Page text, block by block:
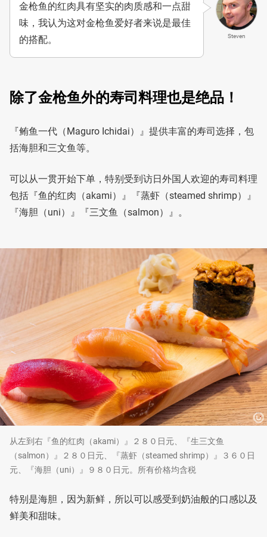
Steven
金枪鱼的红肉具有坚实的肉质感和一点甜
味，我认为这对金枪鱼爱好者来说是最佳
的搭配。
除了金枪鱼外的寿司料理也是绝品！
『鲔鱼一代（Maguro Ichidai）』提供丰富的寿司选择，包
括海胆和三文鱼等。
可以从一贯开始下单，特别受到访日外国人欢迎的寿司料理
包括『鱼的红肉（akami）』『蒸虾（steamed shrimp）』
『海胆（uni）』『三文鱼（salmon）』。
从左到右『鱼的红肉（akami）』２８０日元、『生三文鱼
（salmon）』２８０日元、『蒸虾（steamed shrimp）』３６０日
元、『海胆（uni）』９８０日元。所有价格均含税
特别是海胆，因为新鲜，所以可以感受到奶油般的口感以及
鲜美和甜味。